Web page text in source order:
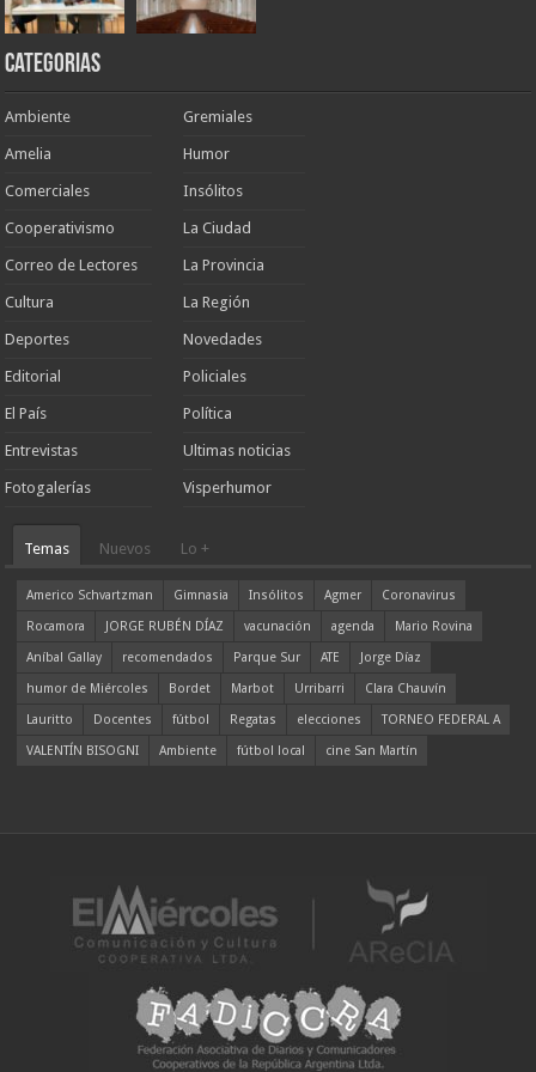
Categorias
Ambiente
Amelia
Comerciales
Cooperativismo
Correo de Lectores
Cultura
Deportes
Editorial
El País
Entrevistas
Fotogalerías
Gremiales
Humor
Insólitos
La Ciudad
La Provincia
La Región
Novedades
Policiales
Política
Ultimas noticias
Visperhumor
Temas Nuevos Lo +
Americo Schvartzman Gimnasia Insólitos Agmer
Coronavirus
Rocamora
JORGE RUBÉN DÍAZ vacunación agenda
Mario Rovina
Aníbal Gallay
recomendados Parque Sur ATE
Jorge Díaz
humor de Miércoles
Bordet Marbot Urribarri
Clara Chauvín
Lauritto
Docentes fútbol Regatas elecciones
TORNEO FEDERAL A
VALENTÍN BISOGNI
Ambiente fútbol local cine San Martín